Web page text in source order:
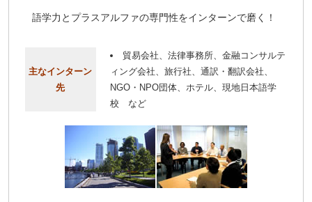
語学力とプラスアルファの専門性をインターンで磨く！
主なインターン
先
貿易会社、法律事務所、金融コンサルテ
ィング会社、旅行社、通訳・翻訳会社、
NGO・NPO団体、ホテル、現地日本語学
校 など